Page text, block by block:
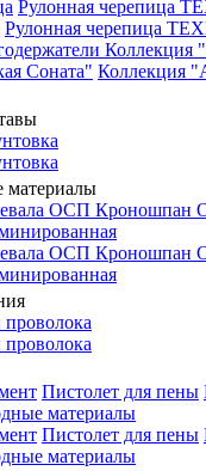
Рулонная черепица
Рулонная черепица
Коллекция
Соната" Коллекция
материалы
ОСП Кроношпан
ОСП Кроношпан
проволока
проволока
Пистолет для пены
материалы
Пистолет для пены
материалы